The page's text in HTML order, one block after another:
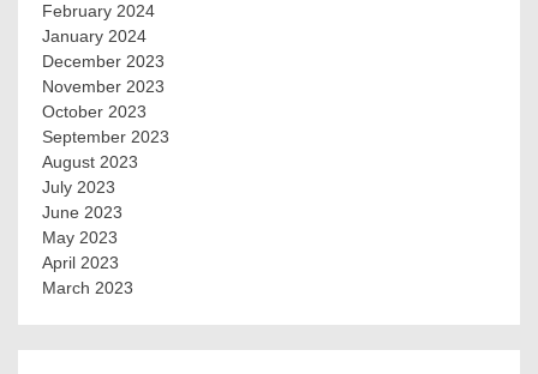
February 2024
January 2024
December 2023
November 2023
October 2023
September 2023
August 2023
July 2023
June 2023
May 2023
April 2023
March 2023